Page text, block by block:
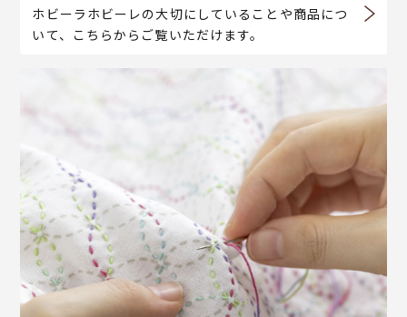
ホビーラホビーレの大切にしていることや商品につ
いて、こちらからご覧いただけます。